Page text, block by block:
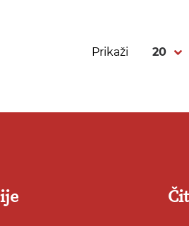
Prikaži